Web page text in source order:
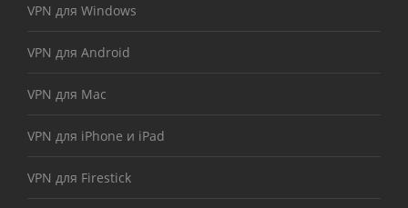
VPN для Windows
VPN для Android
VPN для Mac
VPN для iPhone и iPad
VPN для Firestick